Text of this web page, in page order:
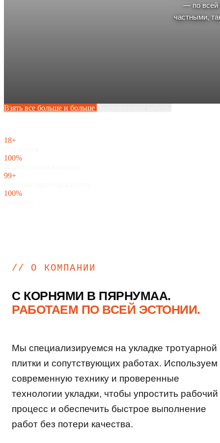
— по всей
частными,
Взять все больше и больше
18+
100%
99+
100%
// О КОМПАНИИ
С КОРНЯМИ В ПЯРНУМАА.
РАБОТАЕМ ПО ВСЕЙ ЭСТОНИИ.
Мы специализируемся на укладке тротуарной
плитки и сопутствующих работах. Используем
современную технику и проверенные
технологии укладки, чтобы упростить рабочий
процесс и обеспечить быстрое выполнение
работ без потери качества.